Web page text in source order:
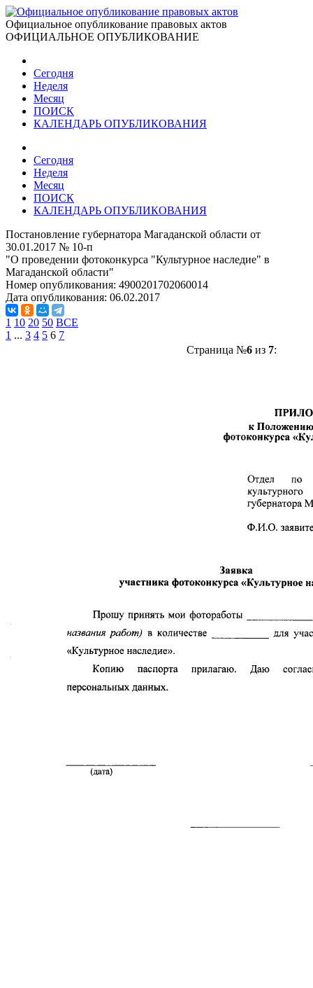
Официальное опубликование правовых актов
ОФИЦИАЛЬНОЕ ОПУБЛИКОВАНИЕ
Сегодня
Неделя
Месяц
ПОИСК
КАЛЕНДАРЬ ОПУБЛИКОВАНИЯ
Сегодня
Неделя
Месяц
ПОИСК
КАЛЕНДАРЬ ОПУБЛИКОВАНИЯ
Постановление губернатора Магаданской области от
30.01.2017 № 10-п
"О проведении фотоконкурса "Культурное наследие" в
Магаданской области"
Номер опубликования: 4900201702060014
Дата опубликования: 06.02.2017
1 10 20 50 ВСЕ
1 ... 3 4 5 6 7
Страница №6из 7: